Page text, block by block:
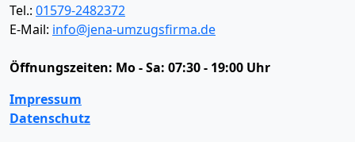
Tel.: 01579-2482372
E-Mail: info@jena-umzugsfirma.de
Öffnungszeiten: Mo - Sa: 07:30 - 19:00 Uhr
Impressum
Datenschutz